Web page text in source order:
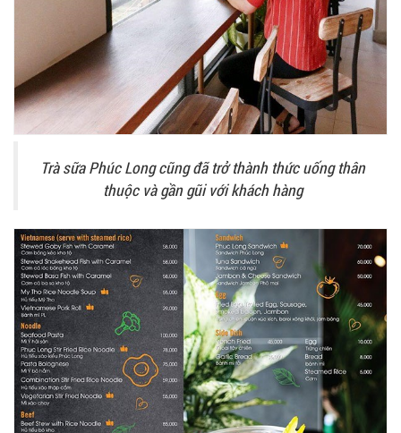
Trà sữa Phúc Long cũng đã trở thành thức uống thân
thuộc và gần gũi với khách hàng